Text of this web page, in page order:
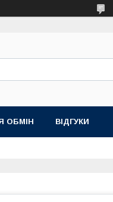
ОБМІН ВІДГУКИ